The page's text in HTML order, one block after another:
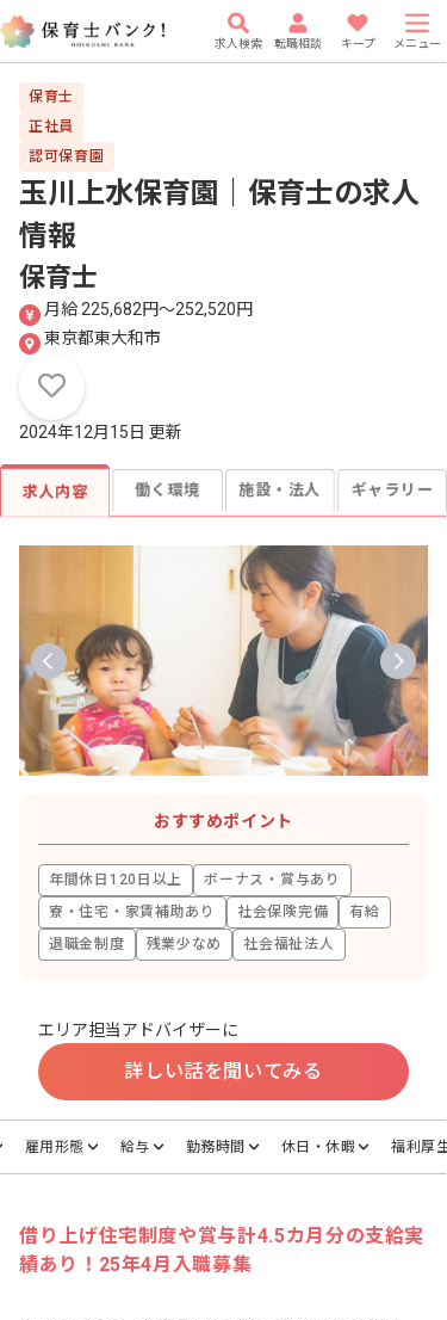
求人検索 転職相談 キープ メニュー
保育士
正社員
認可保育園
玉川上水保育園｜保育士の求人
情報
保育士
月給 225,682円〜252,520円
東京都東大和市
2024年12月15日 更新
求人内容 働く環境 施設・法人 ギャラリー
おすすめポイント
年間休日120日以上
ボーナス・賞与あり
寮・住宅・家賃補助あり
社会保険完備
有給
退職金制度
残業少なめ 社会福祉法人
エリア担当アドバイザーに
詳しい話を聞いてみる
雇用形態 給与 勤務時間 休日・休暇 福利厚生
借り上げ住宅制度や賞与計4.5カ月分の支給実
績あり！25年4月入職募集